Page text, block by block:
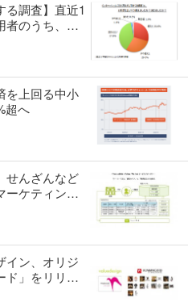
る調査】直近1
者のうち、利
弱。キャッ
ントやマイ
を上回る中小
超へ
んざんなど
ーケティング
」の
イン、オリジ
ド」をリリー